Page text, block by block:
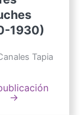
1930)
Tapia
→